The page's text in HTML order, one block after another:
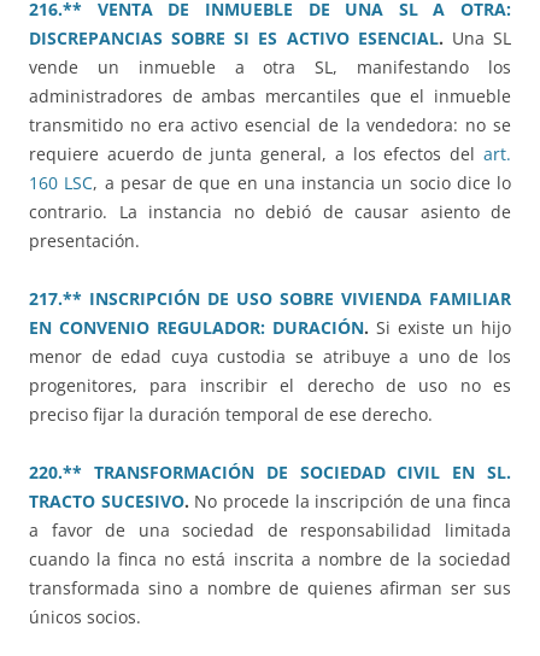
216.** VENTA DE INMUEBLE DE UNA SL A OTRA:
DISCREPANCIAS SOBRE SI ES ACTIVO ESENCIAL. Una SL
vende un inmueble a otra SL, manifestando los
administradores de ambas mercantiles que el inmueble
transmitido no era activo esencial de la vendedora: no se
requiere acuerdo de junta general, a los efectos del art.
160 LSC, a pesar de que en una instancia un socio dice lo
contrario. La instancia no debió de causar asiento de
presentación.
217.** INSCRIPCIÓN DE USO SOBRE VIVIENDA FAMILIAR
EN CONVENIO REGULADOR: DURACIÓN. Si existe un hijo
menor de edad cuya custodia se atribuye a uno de los
progenitores, para inscribir el derecho de uso no es
preciso fijar la duración temporal de ese derecho.
220.** TRANSFORMACIÓN DE SOCIEDAD CIVIL EN SL.
TRACTO SUCESIVO. No procede la inscripción de una finca
a favor de una sociedad de responsabilidad limitada
cuando la finca no está inscrita a nombre de la sociedad
transformada sino a nombre de quienes afirman ser sus
únicos socios.